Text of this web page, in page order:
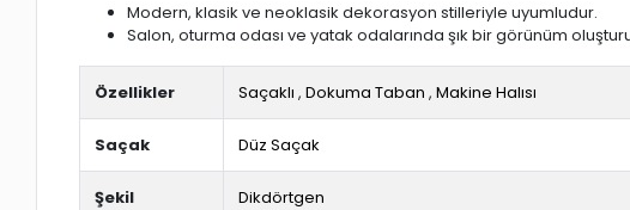
Modern, klasik ve neoklasik dekorasyon stilleriyle uyumludur.
Salon, oturma odası ve yatak odalarında şık bir görünüm
Özellikler Saçaklı ,Dokuma Taban ,Makine Halısı
Saçak Düz Saçak
Şekil Dikdörtgen